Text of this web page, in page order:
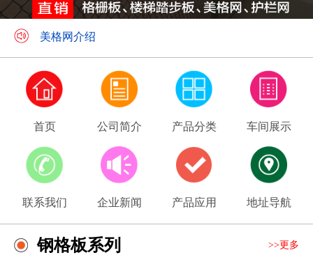
钢格板应用领域
美格网介绍
首页 公司简介 产品分类 车间展示
联系我们 企业新闻 产品应用 地址导航
钢格板系列 >>更多